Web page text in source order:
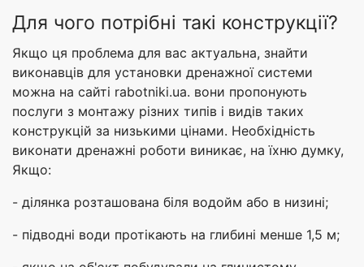
Для чого потрібні такі конструкції?
Якщо ця проблема для вас актуальна, знайти
виконавців для установки дренажної системи
можна на сайті rabotniki.ua. вони пропонують
послуги з монтажу різних типів і видів таких
конструкцій за низькими цінами. Необхідність
виконати дренажні роботи виникає, на їхню думку,
Якщо:
- ділянка розташована біля водойм або в низині;
- підводні води протікають на глибині менше 1,5 м;